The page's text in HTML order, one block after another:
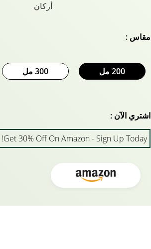
أركان
مقاس :
200 مل 300 مل
اشتري الآن :
Get 30% Off On Amazon - Sign Up Today!